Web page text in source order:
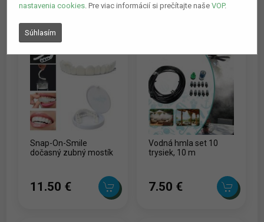
nastavenia cookies. Pre viac informácií si prečítajte našeVOP.
Súhlasím
Snap-On-Smile
dočasný zubný mostík
11.50 ‎€
Vodná hmla set 10
trysiek, 10 m
7.50 ‎€